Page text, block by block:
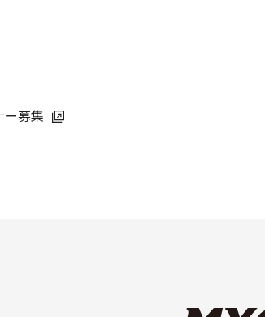
ー募集